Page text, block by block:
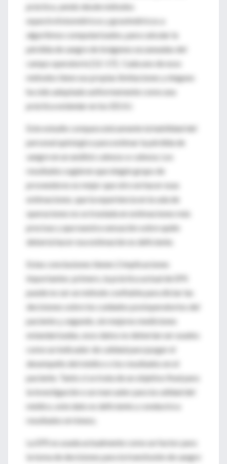
práctica, yendo desde métodos
espectrofotométricos y gravimétricos a
algoritmos computarizados, para calcular la
pérdida de sangre de imágenes escaneadas del
campo operatorio [12-17]. Cada uno de esos
métodos tiene sus propias limitaciones y ninguno
ha sido adoptado uniformemente como una
práctica estándar en los EEUU.
Este estudio compara únicamente la habilidad del
personal quirúrgico para estimar la pérdida de
sangre en un análisis cabeza-a-cabeza. Los
resultados sugieren que ningún grupo de
proveedores es mejor que otro en hacer esas
estimaciones, que la experiencia en la sala de
operaciones no se traslada en estimaciones más
precisas y que nuestra sensación sobre quién
debería hacer esa estimación es deficiente.
Estas conclusiones tienen 2 implicaciones
importantes: primero, la práctica actual de EPS
puede no ser un método confiable para dictar las
decisiones sobre los cuidados postoperatorios del
paciente y, segundo, sin mejores mediciones
estandarizadas, esos datos no deberían ser usados
como un indicador de calidad para juzgar el
desempeño del médico o los resultados en el
paciente. Tanto si se trata de un objetivo final para
la investigación o un marcador para la calidad del
médico, este dato es deficiente y conducirá a
resultados erróneos.
La EPS es usada actualmente como un factor para
la toma de decisiones para la transfusión de sangre